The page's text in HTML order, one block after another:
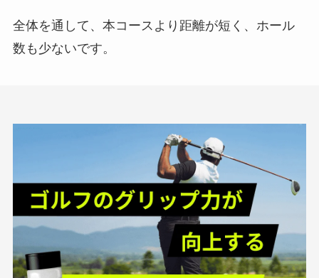
全体を通して、本コースより距離が短く、ホール
数も少ないです。